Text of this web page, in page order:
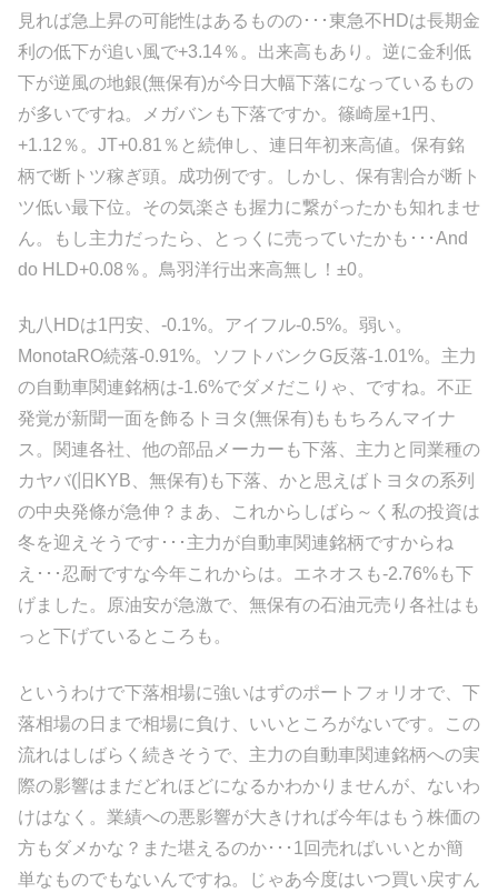
見れば急上昇の可能性はあるものの･･･東急不HDは長期金
利の低下が追い風で+3.14％。出来高もあり。逆に金利低
下が逆風の地銀(無保有)が今日大幅下落になっているもの
が多いですね。メガバンも下落ですか。篠崎屋+1円、
+1.12％。JT+0.81％と続伸し、連日年初来高値。保有銘
柄で断トツ稼ぎ頭。成功例です。しかし、保有割合が断ト
ツ低い最下位。その気楽さも握力に繋がったかも知れませ
ん。もし主力だったら、とっくに売っていたかも･･･And
do HLD+0.08％。鳥羽洋行出来高無し！±0。
丸八HDは1円安、-0.1%。アイフル-0.5%。弱い。
MonotaRO続落-0.91%。ソフトバンクG反落-1.01%。主力
の自動車関連銘柄は-1.6%でダメだこりゃ、ですね。不正
発覚が新聞一面を飾るトヨタ(無保有)ももちろんマイナ
ス。関連各社、他の部品メーカーも下落、主力と同業種の
カヤバ(旧KYB、無保有)も下落、かと思えばトヨタの系列
の中央発條が急伸？まあ、これからしばら～く私の投資は
冬を迎えそうです･･･主力が自動車関連銘柄ですからね
え･･･忍耐ですな今年これからは。エネオスも-2.76%も下
げました。原油安が急激で、無保有の石油元売り各社はも
っと下げているところも。
というわけで下落相場に強いはずのポートフォリオで、下
落相場の日まで相場に負け、いいところがないです。この
流れはしばらく続きそうで、主力の自動車関連銘柄への実
際の影響はまだどれほどになるかわかりませんが、ないわ
けはなく。業績への悪影響が大きければ今年はもう株価の
方もダメかな？また堪えるのか･･･1回売ればいいとか簡
単なものでもないんですね。じゃあ今度はいつ買い戻すん